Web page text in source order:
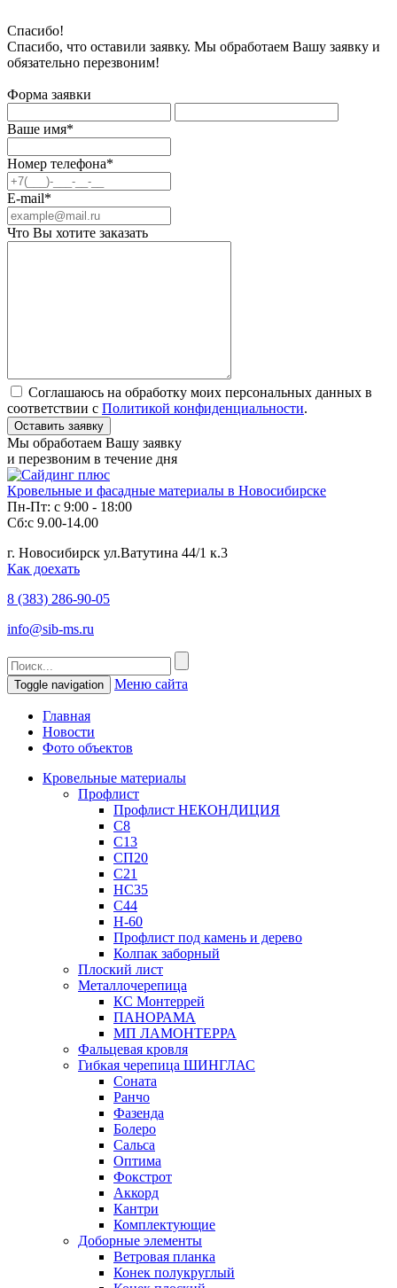
Спасибо!
Спасибо, что оставили заявку. Мы обработаем Вашу заявку и
обязательно перезвоним!
Форма заявки
Ваше имя*
Номер телефона*
E-mail*
Что Вы хотите заказать
Соглашаюсь на обработку моих персональных данных в
соответствии с Политикой конфиденциальности.
Мы обработаем Вашу заявку
и перезвоним в течение дня
Кровельные и фасадные материалы в Новосибирске
Пн-Пт: с 9:00 - 18:00
Сб:с 9.00-14.00
г. Новосибирск ул.Ватутина 44/1 к.3
Как доехать
8 (383) 286-90-05
info@sib-ms.ru
Toggle navigation Меню сайта
Главная
Новости
Фото объектов
Кровельные материалы
Профлист
Профлист НЕКОНДИЦИЯ
С8
С13
СП20
С21
НС35
С44
Н-60
Профлист под камень и дерево
Колпак заборный
Плоский лист
Металлочерепица
КС Монтеррей
ПАНОРАМА
МП ЛАМОНТЕРРА
Фальцевая кровля
Гибкая черепица ШИНГЛАС
Соната
Ранчо
Фазенда
Болеро
Сальса
Оптима
Фокстрот
Аккорд
Кантри
Комплектующие
Доборные элементы
Ветровая планка
Конек полукруглый